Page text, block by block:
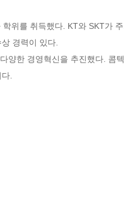
위를 취득했다. KT와 SKT가
경력이 있다.
양한 경영혁신을 추진했다. 콤
.